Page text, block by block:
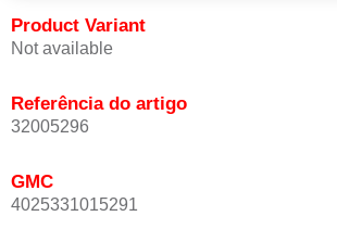
Product Variant
Not available
Referência do artigo
32005296
GMC
4025331015291